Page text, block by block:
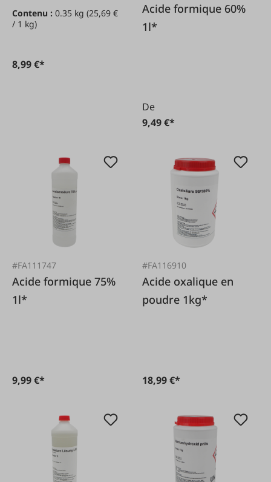
Contenu : 0.35 kg (25,69 €
/ 1 kg)
8,99 €*
Acide formique 60%
1l*
De
9,49 €*
#FA111747
Acide formique 75%
1l*
9,99 €*
#FA116910
Acide oxalique en
poudre 1kg*
18,99 €*